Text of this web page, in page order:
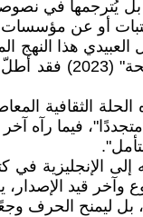
بل يُترجمها في
أو عن مؤسسات
أما في "تحت
الحلة الثقافية
فيما رآه آخر
الإنجليزية في
وآخر قيد
بل ليمنح الحرف